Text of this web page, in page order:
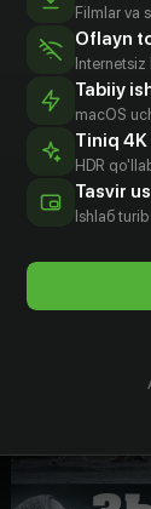
Дэвид
Filmlar va
Oflayn
Internetsiz
Tabiiy
macOS
Tiniq
HDR
Tasvir
Ishlаб